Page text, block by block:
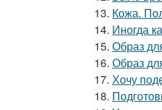
13. Кожа.
14. Иногда
15. Образ
16. Образ
17. Хочу
18.